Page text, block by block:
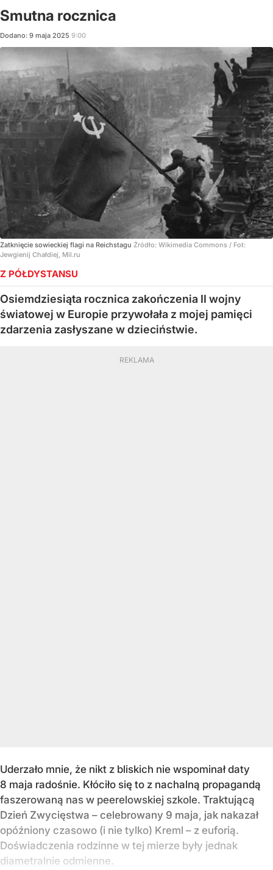
Smutna rocznica
Dodano: 9 maja 2025 9:00
Zatknięcie sowieckiej flagi na Reichstagu Źródło: Wikimedia Commons / Fot:
Jewgienij Chałdiej, Mil.ru
Z PÓŁDYSTANSU
Osiemdziesiąta rocznica zakończenia II wojny
światowej w Europie przywołała z mojej pamięci
zdarzenia zasłyszane w dzieciństwie.
Uderzało mnie, że nikt z bliskich nie wspominał daty
8 maja radośnie. Kłóciło się to z nachalną propagandą
faszerowaną nas w peerelowskiej szkole. Traktującą
Dzień Zwycięstwa – celebrowany 9 maja, jak nakazał
opóźniony czasowo (i nie tylko) Kreml – z euforią.
Doświadczenia rodzinne w tej mierze były jednak
diametralnie odmienne.